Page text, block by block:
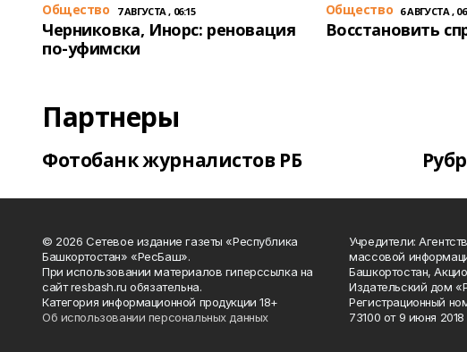
Общество 7 АВГУСТА , 06:15
Черниковка, Инорс: реновация
по-уфимски
Общество 6 АВГУСТА ,
Восстановить
Партнеры
Фотобанк журналистов РБ
© 2026 Сетевое издание газеты «Республика
Башкортостан» «РесБаш».
При использовании материалов гиперссылка на
сайт resbash.ru обязательна.
Категория информационной продукции 18+
Об использовании персональных данных
Учредители:
массовой
Башкортостан,
Издательский дом
Регистрационный
73100 от 9 июня 2018